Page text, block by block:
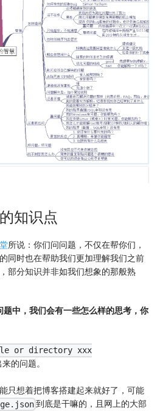
知识点
所说：你们问问题，不仅在帮你们，
同时也在帮助我们更加理解我们之前
部分知识并非如我们想象的那般熟
中，我们会有一些怎么样的思考，你
or directory xxx
的问题。
只想着把博客搭建起来就好了，可能
到底是干嘛的，且网上的大部